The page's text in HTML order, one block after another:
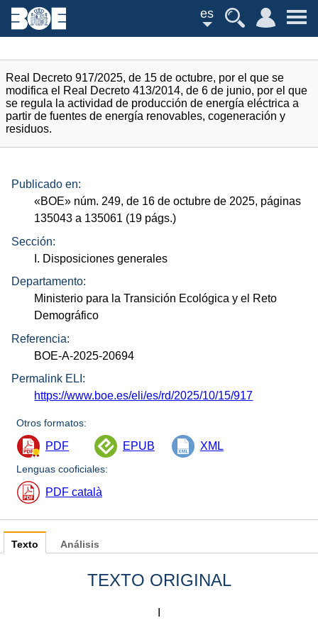
es
Real Decreto 917/2025, de 15 de octubre, por el que se
modifica el Real Decreto 413/2014, de 6 de junio, por el que
se regula la actividad de producción de energía eléctrica a
partir de fuentes de energía renovables, cogeneración y
residuos.
Publicado en:
«BOE» núm. 249, de 16 de octubre de 2025, páginas
135043 a 135061 (19 págs.)
Sección:
I. Disposiciones generales
Departamento:
Ministerio para la Transición Ecológica y el Reto
Demográfico
Referencia:
BOE-A-2025-20694
Permalink ELI:
https://www.boe.es/eli/es/rd/2025/10/15/917
Otros formatos:
PDF EPUB XML
Lenguas cooficiales:
PDF català
Texto
TEXTO ORIGINAL
Análisis